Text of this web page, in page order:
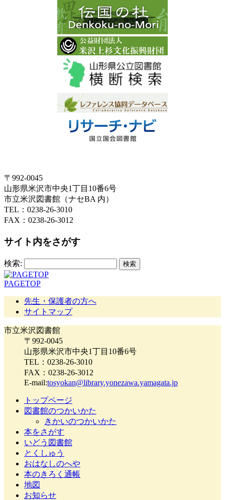
〒992-0045
山形県米沢市中央1丁目10番6号
市立米沢図書館（ナセBA 内）
TEL：0238-26-3010
FAX：0238-26-3012
サイト内をさがす
検索:
PAGETOP
先生・保護者の方へ
サイトマップ
市立米沢図書館
〒992-0045
山形県米沢市中央1丁目10番6号
TEL：0238-26-3010
FAX：0238-26-3012
E-mail:tosyokan@library.yonezawa.yamagata.jp
トップページ
図書館のつかいかた
きかいのつかいかた
本をさがす
いどう図書館
とくしゅう
おはなしのへや
本のきろく通帳
地図
お知らせ